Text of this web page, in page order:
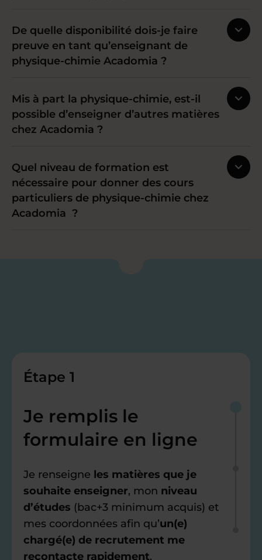
De quelle disponibilité dois-je faire
preuve en tant qu’enseignant de
physique-chimie Acadomia ?
Mis à part la physique-chimie, est-il
possible d’enseigner d’autres matières
chez Acadomia ?
Quel niveau de formation est
nécessaire pour donner des cours
particuliers de physique-chimie chez
Acadomia ?
Étape 1
Je remplis le
formulaire en ligne
Je renseigne les matières que je
souhaite enseigner, mon niveau
d’études (bac+3 minimum acquis) et
mes coordonnées afin qu’un(e)
chargé(e) de recrutement me
recontacte rapidement.